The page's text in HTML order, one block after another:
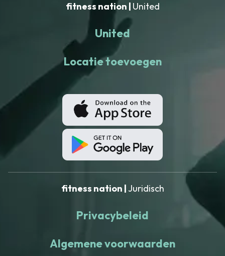
fitness nation | United
United
Locatie toevoegen
fitness nation | Juridisch
Privacybeleid
Algemene voorwaarden